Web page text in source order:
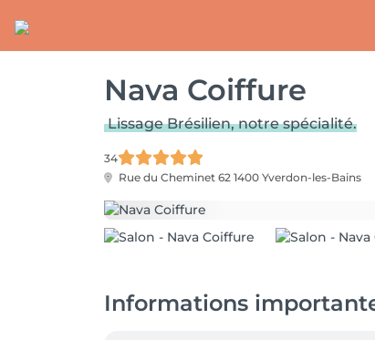
Nava Coiffure
Lissage Brésilien, notre spécialité.
34
Rue du Cheminet 62 1400 Yverdon-les-Bains
Informations